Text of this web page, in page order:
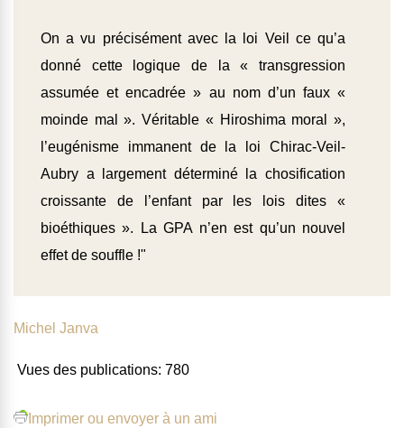
On a vu précisément avec la loi Veil ce qu’a
donné cette logique de la « transgression
assumée et encadrée » au nom d’un faux «
moinde mal ». Véritable « Hiroshima moral »,
l’eugénisme immanent de la loi Chirac-Veil-
Aubry a largement déterminé la chosification
croissante de l’enfant par les lois dites «
bioéthiques ». LaGPAn’en est qu’un nouvel
effet de souffle !"
Michel Janva
Vues des publications: 780
Imprimer ou envoyer à un ami